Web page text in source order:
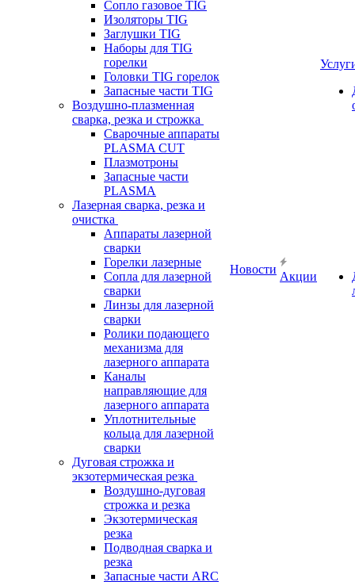
Сопло газовое TIG
Изоляторы TIG
Заглушки TIG
Наборы для TIG
горелки
Головки TIG горелок
Запасные части TIG
Воздушно-плазменная
сварка, резка и строжка
Сварочные аппараты
PLASMA CUT
Плазмотроны
Запасные части
PLASMA
Лазерная сварка, резка и
очистка
Аппараты лазерной
сварки
Горелки лазерные
Сопла для лазерной
сварки
Линзы для лазерной
сварки
Ролики подающего
механизма для
лазерного аппарата
Каналы
направляющие для
лазерного аппарата
Уплотнительные
кольца для лазерной
сварки
Дуговая строжка и
экзотермическая резка
Воздушно-дуговая
строжка и резка
Экзотермическая
резка
Подводная сварка и
резка
Запасные части ARC
Новости
Акции